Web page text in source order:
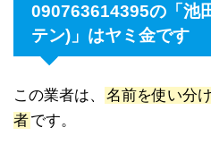
090763614395の「池
テン)」はヤミ金です
この業者は、
名前を使い分
者です。